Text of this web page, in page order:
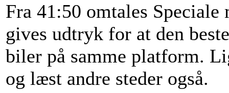
Fra 41:50 omtales Speciale
gives udtryk for at den
biler på samme platform.
og læst andre steder også.